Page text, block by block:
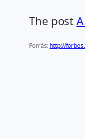
The post
Forrás: http://